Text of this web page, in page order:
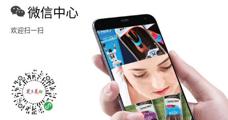
微信中心
欢迎扫一扫